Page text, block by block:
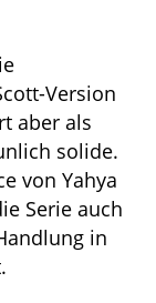
Version
aber als
solide.
von Yahya
Serie auch
in